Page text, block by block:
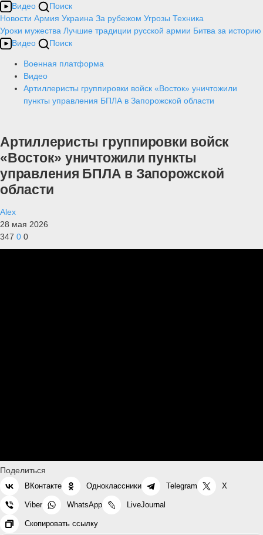
Видео
Поиск
Новости Армия Украина За рубежом Угрозы Техника
Уроки мужества Лучшие традиции русской армии Битва за историю
Видео
Поиск
Военная платформа
Видео
Артиллеристы группировки войск «Восток» уничтожили
пункты управления БПЛА в Запорожской области
Артиллеристы группировки войск
«Восток» уничтожили пункты
управления БПЛА в Запорожской
области
Alex
28 мая 2026
347 0 0
Поделиться
ВКонтакте Одноклассники Telegram X
Viber WhatsApp LiveJournal
Скопировать ссылку